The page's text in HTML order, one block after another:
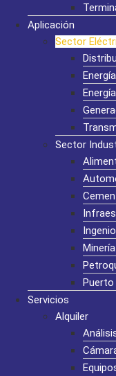
Aplicación
Sector
Sector
Minería
Puerto
Servicios
Alquiler